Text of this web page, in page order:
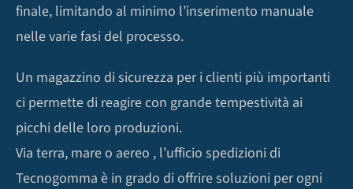
finale, limitando al minimo l’inserimento manuale
nelle varie fasi del processo.
Un magazzino di sicurezza per i clienti più importanti
ci permette di reagire con grande tempestività ai
picchi delle loro produzioni.
Via terra, mare o aereo , l’ufficio spedizioni di
Tecnogomma è in grado di offrire soluzioni per ogni